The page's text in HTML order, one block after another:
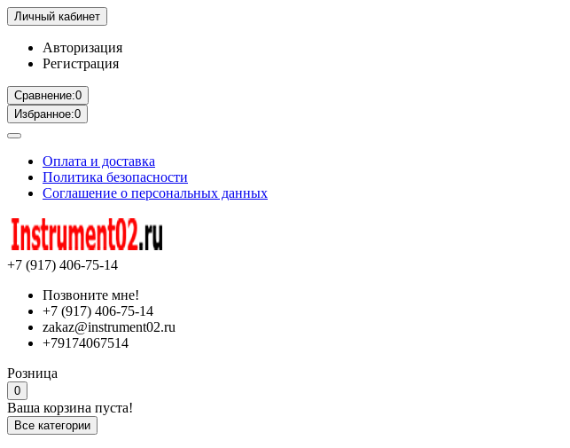
Личный кабинет
Авторизация
Регистрация
Сравнение:0
Избранное:0
Оплата и доставка
Политика безопасности
Соглашение о персональных данных
+7 (917) 406-75-14
Позвоните мне!
+7 (917) 406-75-14
zakaz@instrument02.ru
+79174067514
Розница
0
Ваша корзина пуста!
Все категории